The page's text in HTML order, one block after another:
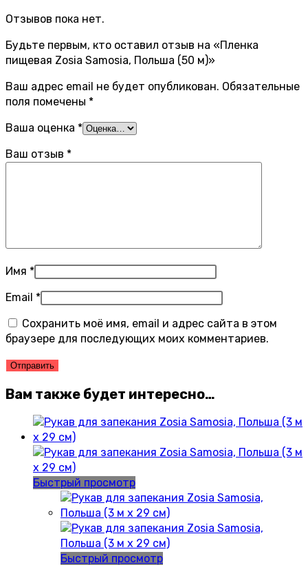
Отзывов пока нет.
Будьте первым, кто оставил отзыв на «Пленка
пищевая Zosia Samosia, Польша (50 м)»
Ваш адрес email не будет опубликован. Обязательные
поля помечены *
Ваша оценка *
Ваш отзыв *
Имя *
Email *
Сохранить моё имя, email и адрес сайта в этом
браузере для последующих моих комментариев.
Вам также будет интересно…
Быстрый просмотр
Быстрый просмотр